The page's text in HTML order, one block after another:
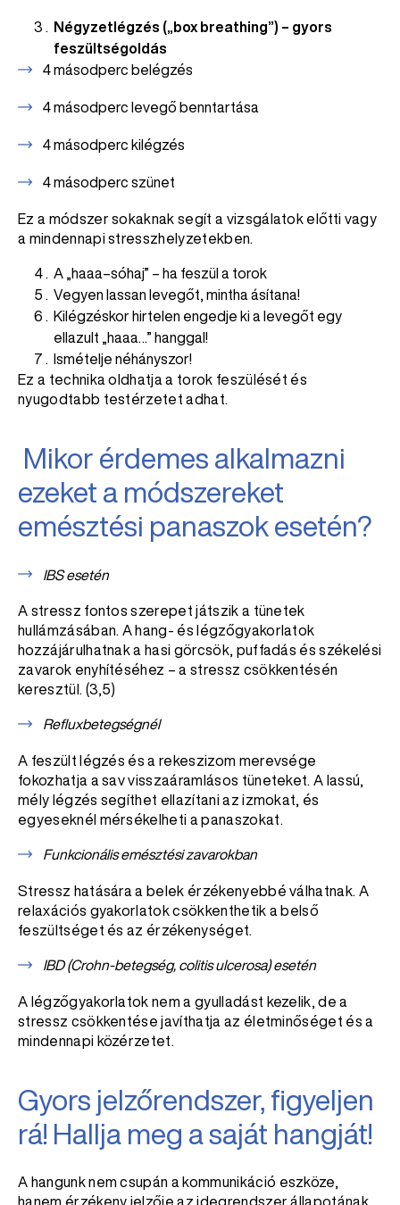
Négyzetlégzés („box breathing”) – gyors
feszültségoldás
4 másodperc belégzés
4 másodperc levegő benntartása
4 másodperc kilégzés
4 másodperc szünet
Ez a módszer sokaknak segít a vizsgálatok előtti vagy
a mindennapi stresszhelyzetekben.
A „haaa–sóhaj” – ha feszül a torok
Vegyen lassan levegőt, mintha ásítana!
Kilégzéskor hirtelen engedje ki a levegőt egy
ellazult „haaa…” hanggal!
Ismételje néhányszor!
Ez a technika oldhatja a torok feszülését és
nyugodtabb testérzetet adhat.
Mikor érdemes alkalmazni
ezeket a módszereket
emésztési panaszok esetén?
IBS esetén
A stressz fontos szerepet játszik a tünetek
hullámzásában. A hang- és légzőgyakorlatok
hozzájárulhatnak a hasi görcsök, puffadás és székelési
zavarok enyhítéséhez – a stressz csökkentésén
keresztül. (3,5)
Refluxbetegségnél
A feszült légzés és a rekeszizom merevsége
fokozhatja a sav visszaáramlásos tüneteket. A lassú,
mély légzés segíthet ellazítani az izmokat, és
egyeseknél mérsékelheti a panaszokat.
Funkcionális emésztési zavarokban
Stressz hatására a belek érzékenyebbé válhatnak. A
relaxációs gyakorlatok csökkenthetik a belső
feszültséget és az érzékenységet.
IBD (Crohn-betegség, colitis ulcerosa) esetén
A légzőgyakorlatok nem a gyulladást kezelik, de a
stressz csökkentése javíthatja az életminőséget és a
mindennapi közérzetet.
Gyors jelzőrendszer, figyeljen
rá! Hallja meg a saját hangját!
A hangunk nem csupán a kommunikáció eszköze,
hanem érzékeny jelzője az idegrendszer állapotának